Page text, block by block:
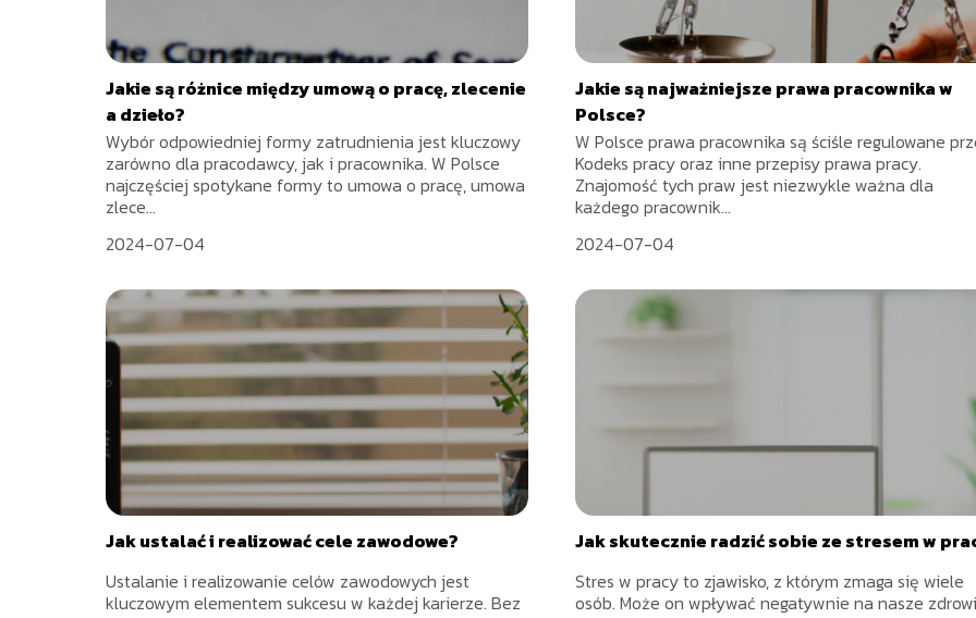
Jakie są różnice między umową o pracę, zlecenie
a dzieło?
Wybór odpowiedniej formy zatrudnienia jest kluczowy
zarówno dla pracodawcy, jak i pracownika. W Polsce
najczęściej spotykane formy to umowa o pracę, umowa
zlece...
2024-07-04
Jakie są najważniejsze prawa pracownika w
Polsce?
W Polsce prawa pracownika są ściśle regulowane
Kodeks pracy oraz inne przepisy prawa pracy.
Znajomość tych praw jest niezwykle ważna dla
każdego pracownik...
2024-07-04
Jak ustalać i realizować cele zawodowe?
Ustalanie i realizowanie celów zawodowych jest
kluczowym elementem sukcesu w każdej karierze. Bez
Jak skutecznie radzić sobie ze stresem w
Stres w pracy to zjawisko, z którym zmaga się wiele
osób. Może on wpływać negatywnie na nasze